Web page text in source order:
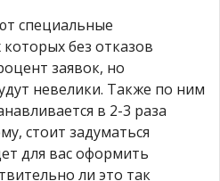
специальные
без отказов
заявок, но
невелики. Также по ним
в 2-3 раза
стоит задуматься
для вас оформить
ли это так